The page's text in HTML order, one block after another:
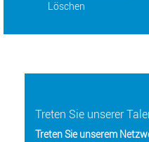
Löschen
Treten Sie unserer
Treten Sie unserem